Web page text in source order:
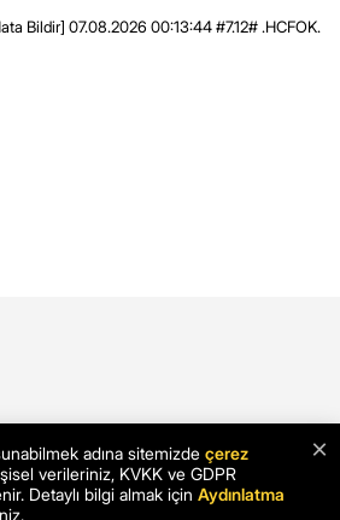
Bildir] 07.08.2026 00:13:44 #7.12# .HCFOK.
×
adına sitemizde çerez
verileriniz, KVKK ve GDPR
Detaylı bilgi almak için Aydınlatma